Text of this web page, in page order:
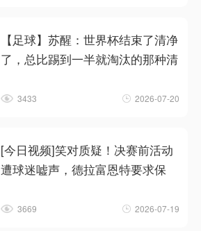
【足球】苏醒：世界杯结束了清净
了，总比踢到一半就淘汰的那种清
3433 2026-07-20
[今日视频]笑对质疑！决赛前活动
遭球迷嘘声，德拉富恩特要求保
3669 2026-07-19